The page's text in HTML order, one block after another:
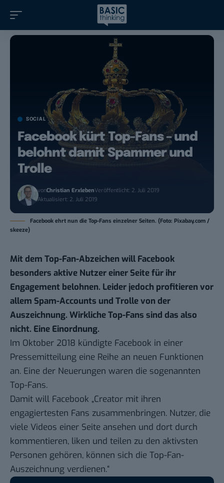
SOCIAL
Facebook kürt Top-Fans – und
belohnt damit Spammer und
Trolle
vonChristian ErxlebenVeröffentlicht: 2. Juli 2019
Aktualisiert: 2. Juli 2019
Facebook ehrt nun die Top-Fans einzelner Seiten. (Foto: Pixabay.com /
skeeze)
Mit dem Top-Fan-Abzeichen will Facebook
besonders aktive Nutzer einer Seite für ihr
Engagement belohnen. Leider jedoch profitieren vor
allem Spam-Accounts und Trolle von der
Auszeichnung. Wirkliche Top-Fans sind das also
nicht. Eine Einordnung.
Im Oktober 2018 kündigte Facebook in einer
Pressemitteilung eine Reihe an neuen Funktionen
an. Eine der Neuerungen waren die sogenannten
Top-Fans.
Damit will Facebook „Creator mit ihren
engagiertesten Fans zusammenbringen. Nutzer, die
viele Videos einer Seite ansehen und dort durch
kommentieren, liken und teilen zu den aktivsten
Personen gehören, können sich die Top-Fan-
Auszeichnung verdienen.“